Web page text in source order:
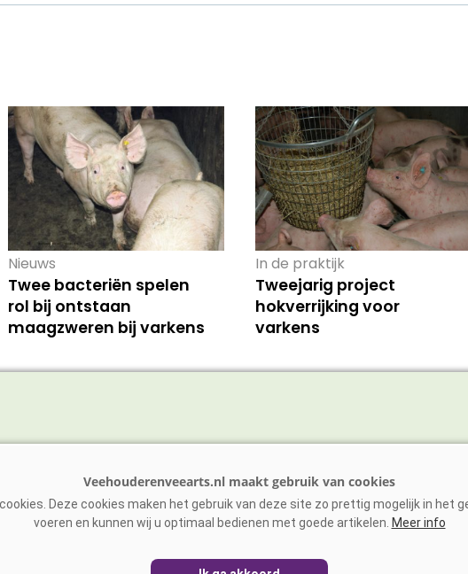
Nieuws
Twee bacteriën spelen
rol bij ontstaan
maagzweren bij varkens
In de praktijk
Tweejarig project
hokverrijking voor
varkens
Pluimvee
Paarden
Zoönosen
Deze cookies maken het gebruik van deze site zo prettig mogelijk in het
voeren en kunnen wij u optimaal bedienen met goede artikelen. Meer info